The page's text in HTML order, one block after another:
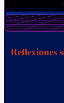
Reflexiones